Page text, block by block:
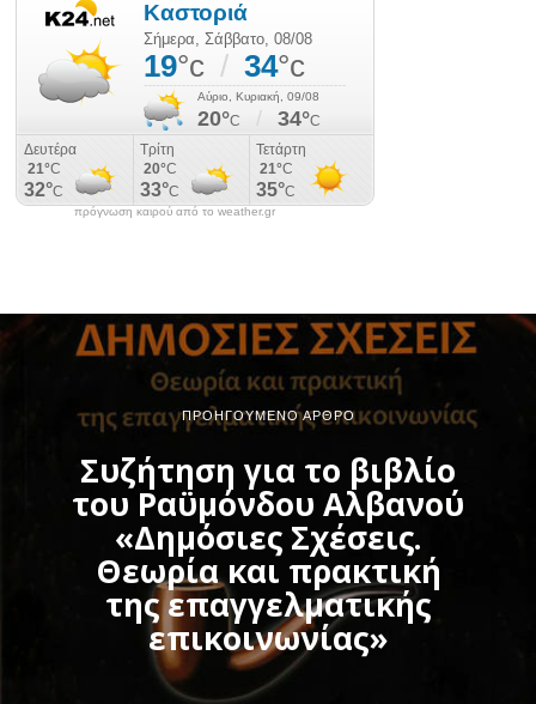
πρόγνωση καιρού από το weather.gr
ΠΡΟΗΓΟΎΜΕΝΟ ΆΡΘΡΟ
Συζήτηση για το βιβλίο
του Ραϋμόνδου Αλβανού
«Δημόσιες Σχέσεις.
Θεωρία και πρακτική
της επαγγελματικής
επικοινωνίας»